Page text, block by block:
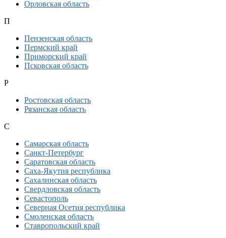
Орловская область
П
Пензенская область
Пермский край
Приморский край
Псковская область
Р
Ростовская область
Рязанская область
С
Самарская область
Санкт-Петербург
Саратовская область
Саха-Якутия республика
Сахалинская область
Свердловская область
Севастополь
Северная Осетия республика
Смоленская область
Ставропольский край